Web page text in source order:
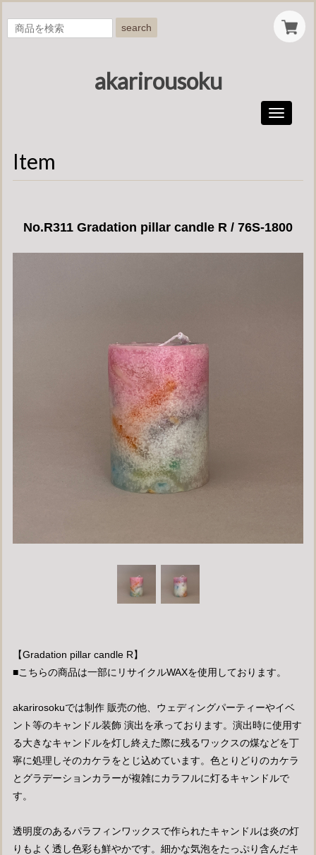
search
akarirousoku
Toggle
Item
No.R311 Gradation pillar candle R / 76S-1800
【Gradation pillar candle R】
■こちらの商品は一部にリサイクルWAXを使用しております。
akarirosokuでは制作 販売の他、ウェディングパーティーやイベ
ント等のキャンドル装飾 演出を承っております。演出時に使用す
る大きなキャンドルを灯し終えた際に残るワックスの煤などを丁
寧に処理しそのカケラをとじ込めています。色とりどりのカケラ
とグラデーションカラーが複雑にカラフルに灯るキャンドルで
す。
透明度のあるパラフィンワックスで作られたキャンドルは炎の灯
りもよく透し色彩も鮮やかです。細かな気泡をたっぷり含んだキ